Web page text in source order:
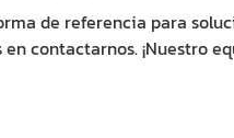
de referencia para
contactarnos. ¡Nuestro